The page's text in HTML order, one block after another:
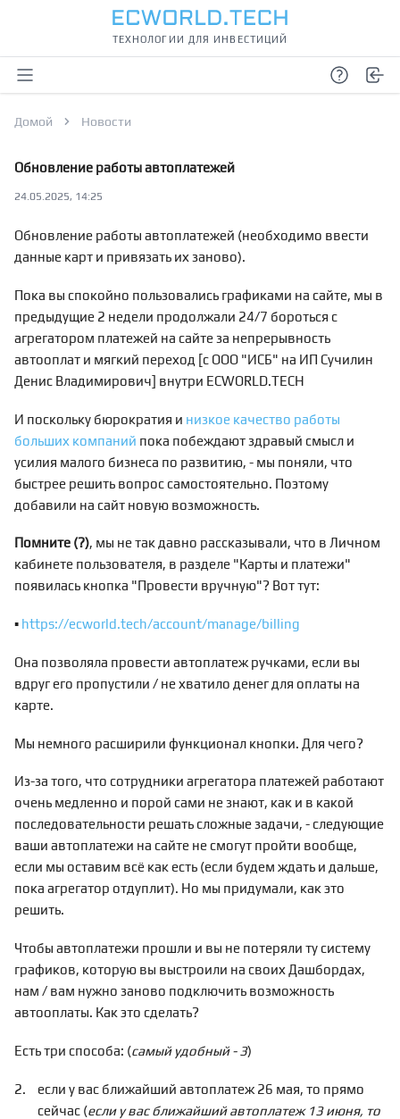
ТЕХНОЛОГИИ ДЛЯ ИНВЕСТИЦИЙ
Открыть меню
Домой Новости
Обновление работы автоплатежей
24.05.2025, 14:25
Обновление работы автоплатежей (необходимо ввести
данные карт и привязать их заново).
Пока вы спокойно пользовались графиками на сайте, мы в
предыдущие 2 недели продолжали 24/7 бороться с
агрегатором платежей на сайте за непрерывность
автооплат и мягкий переход [с ООО "ИСБ" на ИП Сучилин
Денис Владимирович] внутри ECWORLD.TECH
И поскольку бюрократия и низкое качество работы
больших компаний пока побеждают здравый смысл и
усилия малого бизнеса по развитию, - мы поняли, что
быстрее решить вопрос самостоятельно. Поэтому
добавили на сайт новую возможность.
Помните (?), мы не так давно рассказывали, что в Личном
кабинете пользователя, в разделе "Карты и платежи"
появилась кнопка "Провести вручную"? Вот тут:
▪️ https://ecworld.tech/account/manage/billing
Она позволяла провести автоплатеж ручками, если вы
вдруг его пропустили / не хватило денег для оплаты на
карте.
Мы немного расширили функционал кнопки. Для чего?
Из-за того, что сотрудники агрегатора платежей работают
очень медленно и порой сами не знают, как и в какой
последовательности решать сложные задачи, - следующие
ваши автоплатежи на сайте не смогут пройти вообще,
если мы оставим всё как есть (если будем ждать и дальше,
пока агрегатор отдуплит). Но мы придумали, как это
решить.
Чтобы автоплатежи прошли и вы не потеряли ту систему
графиков, которую вы выстроили на своих Дашбордах,
нам / вам нужно заново подключить возможность
автооплаты. Как это сделать?
Есть три способа: (самый удобный - 3)
если у вас ближайший автоплатеж 26 мая, то прямо
сейчас (если у вас ближайший автоплатеж 13 июня, то